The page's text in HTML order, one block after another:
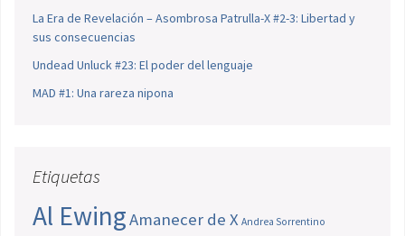
La Era de Revelación – Asombrosa Patrulla-X #2-3: Libertad y
sus consecuencias
Undead Unluck #23: El poder del lenguaje
MAD #1: Una rareza nipona
Etiquetas
Al EwingAmanecer de X Andrea Sorrentino